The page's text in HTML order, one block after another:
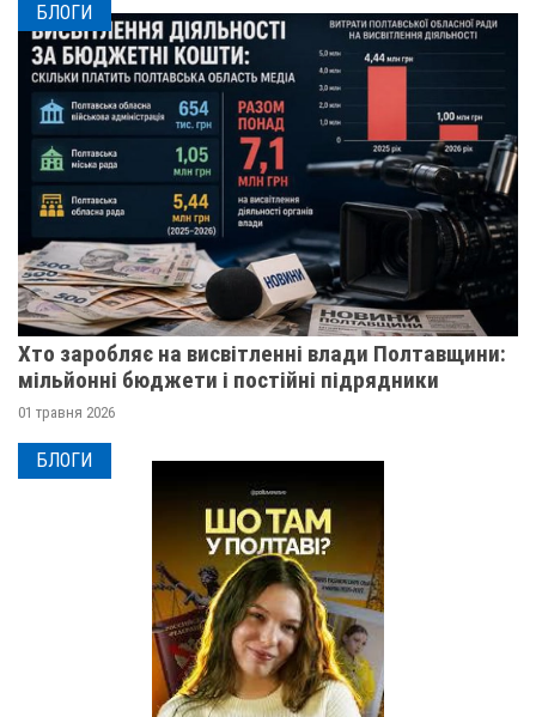
БЛОГИ
Хто заробляє на висвітленні влади Полтавщини:
мільйонні бюджети і постійні підрядники
01 травня 2026
БЛОГИ